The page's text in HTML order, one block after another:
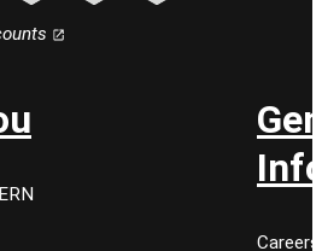
Careers